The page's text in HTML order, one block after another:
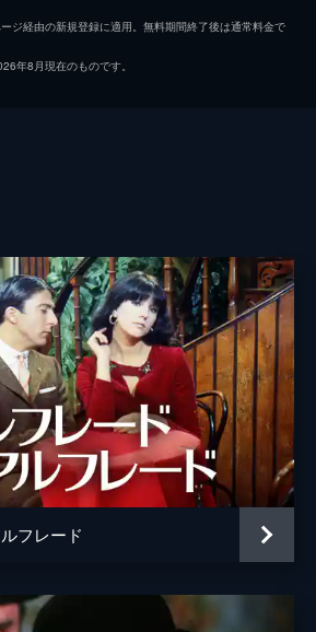
ジ経由の新規登録に適用。無料期間終了後は通常料金で
年8月現在のものです。
フレード